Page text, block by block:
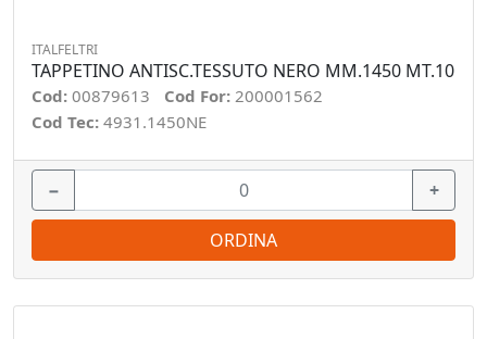
ITALFELTRI
TAPPETINO ANTISC.TESSUTO NERO MM.1450 MT.10
Cod: 00879613 Cod For: 200001562
Cod Tec: 4931.1450NE
− +
ORDINA